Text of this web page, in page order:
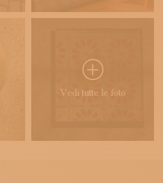
Vedi tutte le foto